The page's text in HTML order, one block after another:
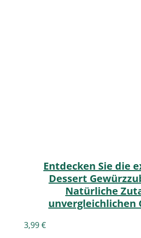
Entdecken Sie die
Dessert
Natürliche
unvergleichlichen
3,99€